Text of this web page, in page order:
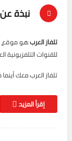
نبذة
تلفاز العربهو موقع
للقنوات التلفزيونية
تلفاز العرب معك
إقرأ المزيد